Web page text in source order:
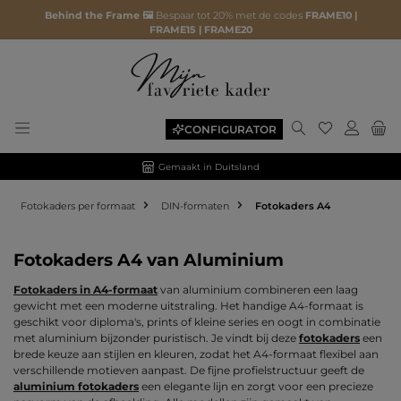
Behind the Frame 🖼️ Bespaar tot 20% met de codes FRAME10 |
FRAME15 | FRAME20
CONFIGURATOR Je hebt 0
Gemaakt in Duitsland
Fotokaders per formaat DIN-formaten Fotokaders A4
Fotokaders A4 van Aluminium
Fotokaders in A4-formaat van aluminium combineren een laag
gewicht met een moderne uitstraling. Het handige A4-formaat is
geschikt voor diploma's, prints of kleine series en oogt in combinatie
met aluminium bijzonder puristisch. Je vindt bij deze fotokaders een
brede keuze aan stijlen en kleuren, zodat het A4-formaat flexibel aan
verschillende motieven aanpast. De fijne profielstructuur geeft de
aluminium fotokaders een elegante lijn en zorgt voor een precieze